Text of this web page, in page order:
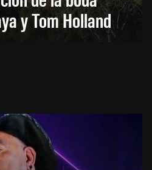
y Tom Holland